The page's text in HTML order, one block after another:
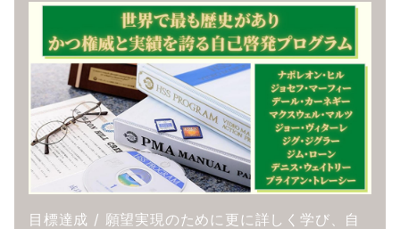
目標達成 / 願望実現のために更に詳しく学び、自